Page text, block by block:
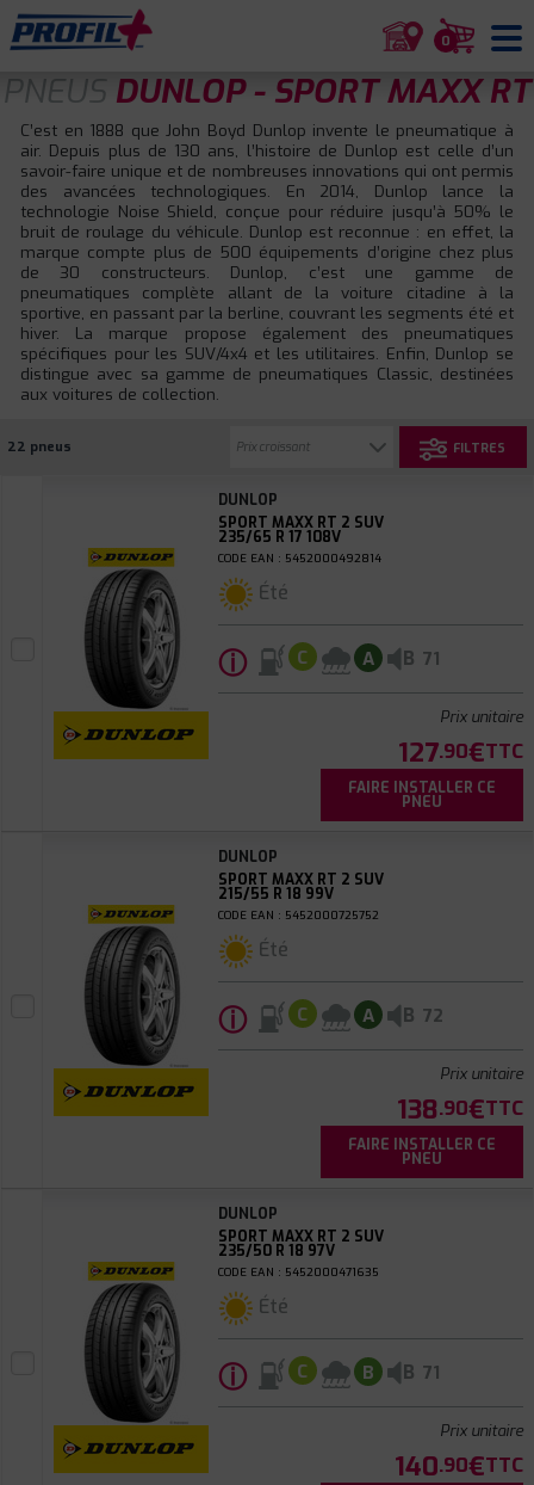
0
PNEUS DUNLOP - SPORT MAXX RT
C’est en 1888 que John Boyd Dunlop invente le pneumatique à
air. Depuis plus de 130 ans, l’histoire de Dunlop est celle d’un
savoir-faire unique et de nombreuses innovations qui ont permis
des avancées technologiques. En 2014, Dunlop lance la
technologie Noise Shield, conçue pour réduire jusqu’à 50% le
bruit de roulage du véhicule. Dunlop est reconnue : en effet, la
marque compte plus de 500 équipements d’origine chez plus
de 30 constructeurs. Dunlop, c’est une gamme de
pneumatiques complète allant de la voiture citadine à la
sportive, en passant par la berline, couvrant les segments été et
hiver. La marque propose également des pneumatiques
spécifiques pour les SUV/4x4 et les utilitaires. Enfin, Dunlop se
distingue avec sa gamme de pneumatiques Classic, destinées
aux voitures de collection.
22 pneus FILTRES
DUNLOP
SPORT MAXX RT 2 SUV
235/65 R 17 108V
CODE EAN : 5452000492814
Été
ⓘ C A B 71
Prix unitaire
127.90€TTC
FAIRE INSTALLER CE
PNEU
DUNLOP
SPORT MAXX RT 2 SUV
215/55 R 18 99V
CODE EAN : 5452000725752
Été
ⓘ C A B 72
Prix unitaire
138.90€TTC
FAIRE INSTALLER CE
PNEU
DUNLOP
SPORT MAXX RT 2 SUV
235/50 R 18 97V
CODE EAN : 5452000471635
Été
ⓘ C B B 71
Prix unitaire
140.90€TTC